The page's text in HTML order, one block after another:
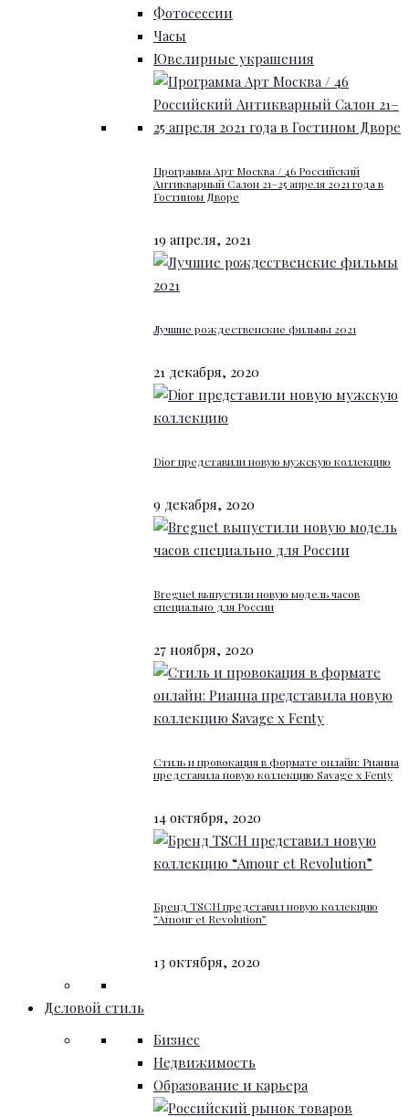
Фотосессии
Часы
Ювелирные украшения
Программа Арт Москва / 46 Российский
Антикварный Салон 21–25 апреля 2021 года в
Гостином Дворе
19 апреля, 2021
Лучшие рождественские фильмы 2021
21 декабря, 2020
Dior представили новую мужскую коллекцию
9 декабря, 2020
Breguet выпустили новую модель часов
специально для России
27 ноября, 2020
Стиль и провокация в формате онлайн: Рианна
представила новую коллекцию Savage x Fenty
14 октября, 2020
Бренд TSCH представил новую коллекцию
“Amour et Revolution”
13 октября, 2020
Деловой стиль
Бизнес
Недвижимость
Образование и карьера